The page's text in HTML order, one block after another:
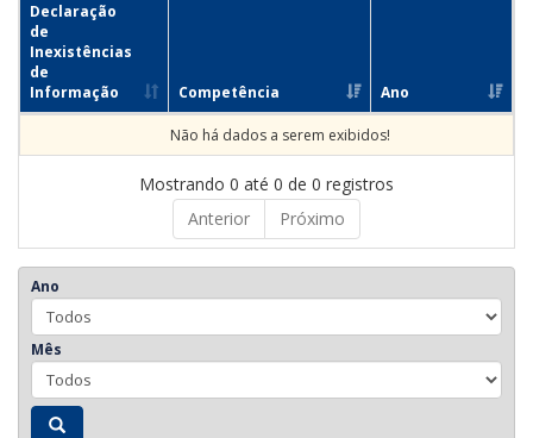
Declaração
de
Inexistências
de
Informação
Competência Ano
Não há dados a serem exibidos!
Mostrando 0 até 0 de 0 registros
Anterior
Próximo
Ano
Mês